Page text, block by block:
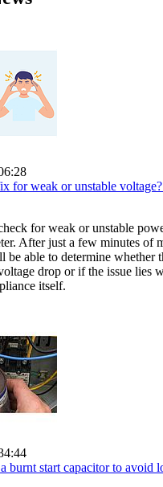
for weak or unstable
for weak or unstable
After just a few minutes of
be able to determine whether
drop or if the issue lies
itself.
burnt start capacitor to avoid